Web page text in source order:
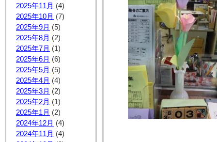
2025年11月 (4)
2025年10月 (7)
2025年9月 (5)
2025年8月 (2)
2025年7月 (1)
2025年6月 (6)
2025年5月 (5)
2025年4月 (4)
2025年3月 (2)
2025年2月 (1)
2025年1月 (2)
2024年12月 (4)
2024年11月 (4)